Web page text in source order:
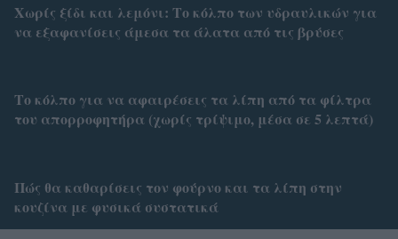
Χωρίς ξίδι και λεμόνι: Το κόλπο των υδραυλικών για
να εξαφανίσεις άμεσα τα άλατα από τις βρύσες
Το κόλπο για να αφαιρέσεις τα λίπη από τα φίλτρα
του απορροφητήρα (χωρίς τρίψιμο, μέσα σε 5 λεπτά)
Πώς θα καθαρίσεις τον φούρνο και τα λίπη στην
κουζίνα με φυσικά συστατικά